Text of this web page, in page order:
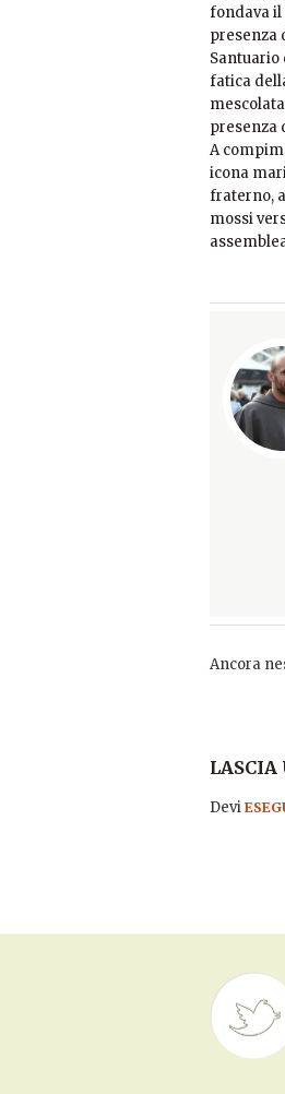
fondava il
presenza
Santuario
fatica
presenza
A
icona
fraterno,
mossi
Ancora
LASCIA
Devi